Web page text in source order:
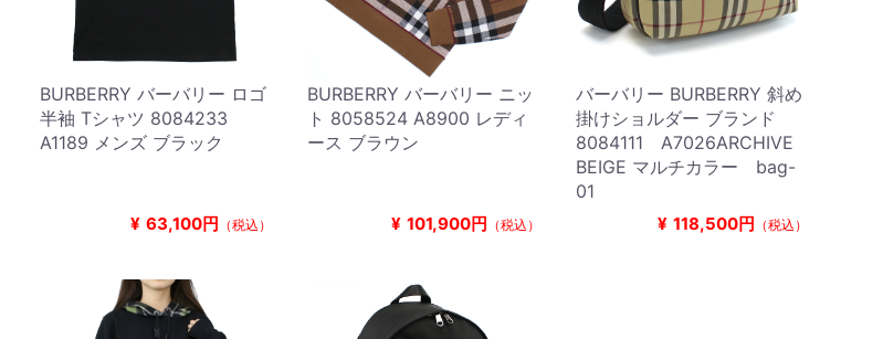
BURBERRY バーバリー ロゴ
半袖 Tシャツ 8084233
A1189 メンズ ブラック
¥ 63,100円 （税込）
BURBERRY バーバリー ニッ
ト 8058524 A8900 レディ
ース ブラウン
¥ 101,900円 （税込）
バーバリー BURBERRY 斜め
掛けショルダー ブランド
8084111 A7026ARCHIVE
BEIGE マルチカラー bag-
01
¥ 118,500円 （税込）